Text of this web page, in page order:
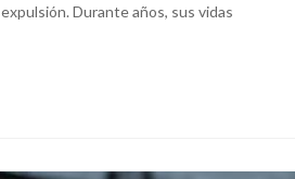
Durante años, sus vidas